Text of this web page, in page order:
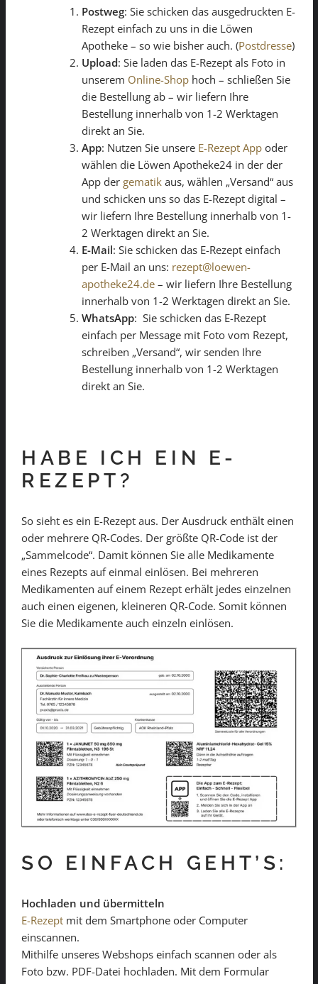
Postweg: Sie schicken das ausgedruckten E-
Rezept einfach zu uns in die Löwen
Apotheke – so wie bisher auch. (Postdresse)
Upload: Sie laden das E-Rezept als Foto in
unserem Online-Shop hoch – schließen Sie
die Bestellung ab – wir liefern Ihre
Bestellung innerhalb von 1-2 Werktagen
direkt an Sie.
App: Nutzen Sie unsere E-Rezept App oder
wählen die Löwen Apotheke24 in der der
App der gematik aus, wählen „Versand“ aus
und schicken uns so das E-Rezept digital –
wir liefern Ihre Bestellung innerhalb von 1-
2 Werktagen direkt an Sie.
E-Mail: Sie schicken das E-Rezept einfach
per E-Mail an uns: rezept@loewen-
apotheke24.de – wir liefern Ihre Bestellung
innerhalb von 1-2 Werktagen direkt an Sie.
WhatsApp: Sie schicken das E-Rezept
einfach per Message mit Foto vom Rezept,
schreiben „Versand“, wir senden Ihre
Bestellung innerhalb von 1-2 Werktagen
direkt an Sie.
HABE ICH EIN E-
REZEPT?
So sieht es ein E-Rezept aus. Der Ausdruck enthält einen
oder mehrere QR-Codes. Der größte QR-Code ist der
„Sammelcode“. Damit können Sie alle Medikamente
eines Rezepts auf einmal einlösen. Bei mehreren
Medikamenten auf einem Rezept erhält jedes einzelnen
auch einen eigenen, kleineren QR-Code. Somit können
Sie die Medikamente auch einzeln einlösen.
SO EINFACH GEHT’S:
Hochladen und übermitteln
E-Rezept mit dem Smartphone oder Computer
einscannen.
Mithilfe unseres Webshops einfach scannen oder als
Foto bzw. PDF-Datei hochladen. Mit dem Formular